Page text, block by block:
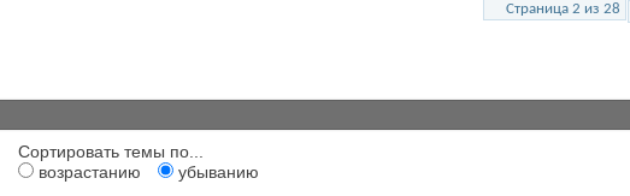
Страница 2 из 28
Сортировать темы по...
возрастанию
убыванию